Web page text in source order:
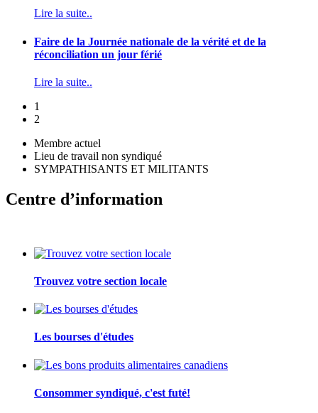
Lire la suite..
Faire de la Journée nationale de la vérité et de la
réconciliation un jour férié
Lire la suite..
1
2
Membre actuel
Lieu de travail non syndiqué
SYMPATHISANTS ET MILITANTS
Centre d’information
Trouvez votre section locale
Les bourses d'études
Consommer syndiqué, c'est futé!